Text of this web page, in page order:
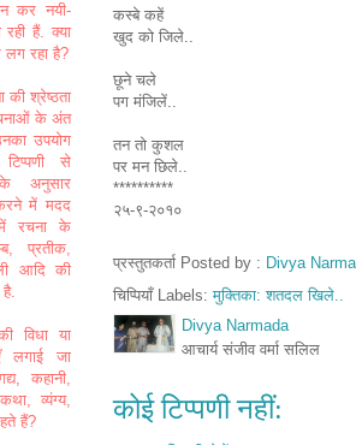
कस्बे कहें
खुद को जिले..
छूने चले
पग मंजिलें..
तन तो कुशल
पर मन छिले..
**********
२५-९-२०१०
प्रस्तुतकर्ता Posted by : Divya
चिप्पियाँ Labels:मुक्तिका: शतदल खिले..
Divya Narmada
आचार्य संजीव वर्मा सलिल
कोई टिप्पणी नहीं:
कर नयी-
रही हैं. क्या
रहा है?
की श्रेष्ठता
के अंत
उपयोग
से
अनुसार
में मदद
में रचना के
प्रतीक,
आदि की
है.
विधा या
लगाई जा
कहानी,
व्यंग्य,
हैं?